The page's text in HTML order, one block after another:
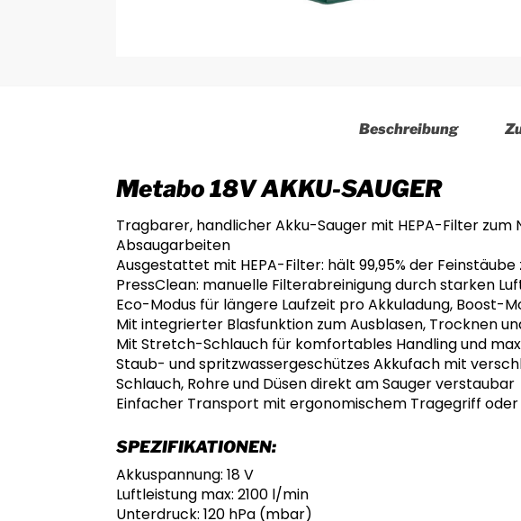
Beschreibung
Metabo 18V AKKU-SAUGER
Tragbarer, handlicher Akku-Sauger mit HEPA-Filter
Absaugarbeiten
Ausgestattet mit HEPA-Filter: hält 99,95% der Feinstäube
PressClean: manuelle Filterabreinigung durch starken
Eco-Modus für längere Laufzeit pro Akkuladung, Boost-
Mit integrierter Blasfunktion zum Ausblasen, Trocknen
Mit Stretch-Schlauch für komfortables Handling und
Staub- und spritzwassergeschützes Akkufach mit
Schlauch, Rohre und Düsen direkt am Sauger verstaubar
Einfacher Transport mit ergonomischem Tragegriff
SPEZIFIKATIONEN:
Akkuspannung: 18 V
Luftleistung max: 2100 l/min
Unterdruck: 120 hPa (mbar)